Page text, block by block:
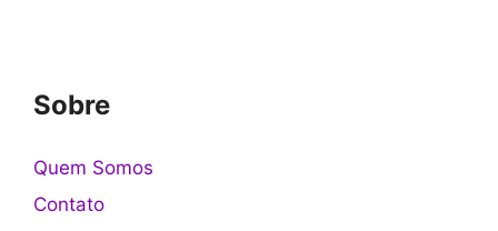
Sobre
Quem Somos
Contato